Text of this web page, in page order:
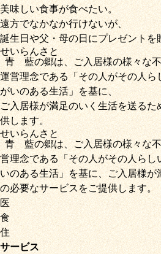
美味しい食事が食べたい。
遠方でなかなか行けないが、
誕生日や父・母の日にプレゼントを
青藍
せいらん
の郷
さと
は、ご入居様の様々な
運営理念である「その人がその人ら
がいのある生活」を基に、
ご入居様が満足のいく生活を送るた
供します。
青藍
せいらん
の郷
さと
は、ご入居様の様々な
営理念である「その人がその人らし
いのある生活」を基に、ご入居様が
の必要なサービスをご提供します。
医
食
住
サービス